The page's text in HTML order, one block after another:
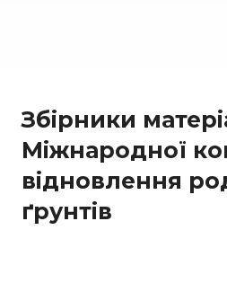
Збірники
Міжнародної
відновлення
ґрунтів